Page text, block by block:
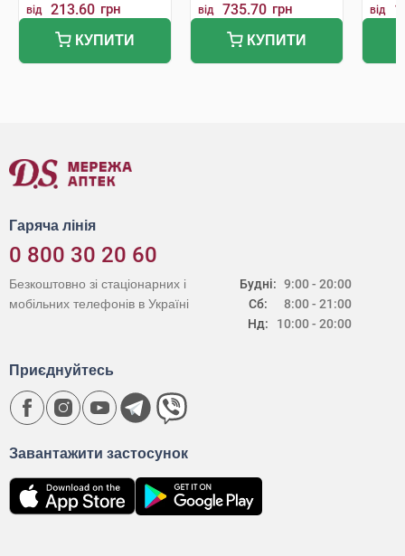
від 213.60 грн
КУПИТИ
від 735.70 грн
КУПИТИ
від
Гаряча лінія
0 800 30 20 60
Будні:
Сб:
Нд:
9:00 - 20:00
8:00 - 21:00
10:00 - 20:00
Безкоштовно зі стаціонарних і
мобільних телефонів в Україні
Завантажити застосунок
Приєднуйтесь